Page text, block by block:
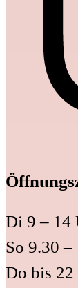
Di 9 – 14
So 9.30
Do bis